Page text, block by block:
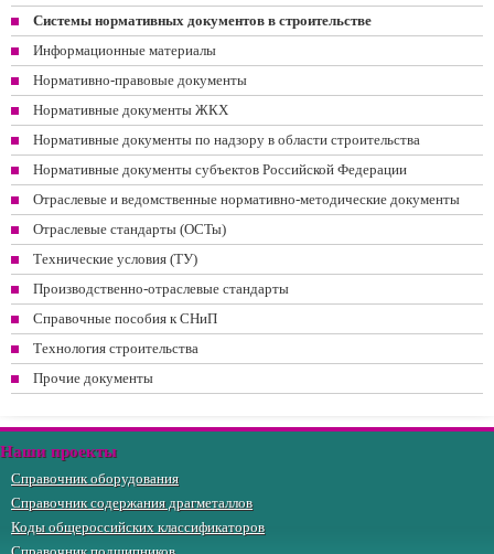
Системы нормативных документов в строительстве
Информационные материалы
Нормативно-правовые документы
Нормативные документы ЖКХ
Нормативные документы по надзору в области строительства
Нормативные документы субъектов Российской Федерации
Отраслевые и ведомственные нормативно-методические документы
Отраслевые стандарты (ОСТы)
Технические условия (ТУ)
Производственно-отраслевые стандарты
Справочные пособия к СНиП
Технология строительства
Прочие документы
Наши проекты
Справочник оборудования
Справочник содержания драгметаллов
Коды общероссийских классификаторов